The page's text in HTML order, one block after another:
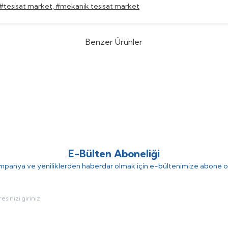
market,#mekanik tesisat market
Benzer Ürünler
E-Bülten Aboneliği
ve yeniliklerden haberdar olmak için e-bültenimize abone